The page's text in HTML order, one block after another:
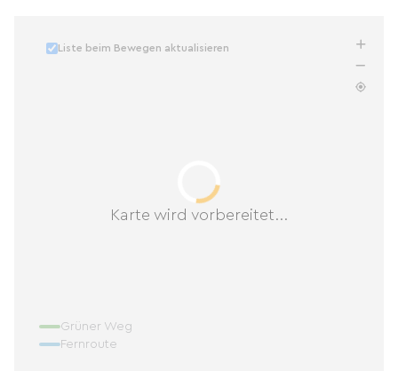
Karte wird vorbereitet...
Liste beim Bewegen aktualisieren
Grüner Weg
Fernroute